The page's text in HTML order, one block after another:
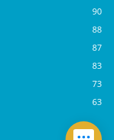
90
88
87
83
73
63